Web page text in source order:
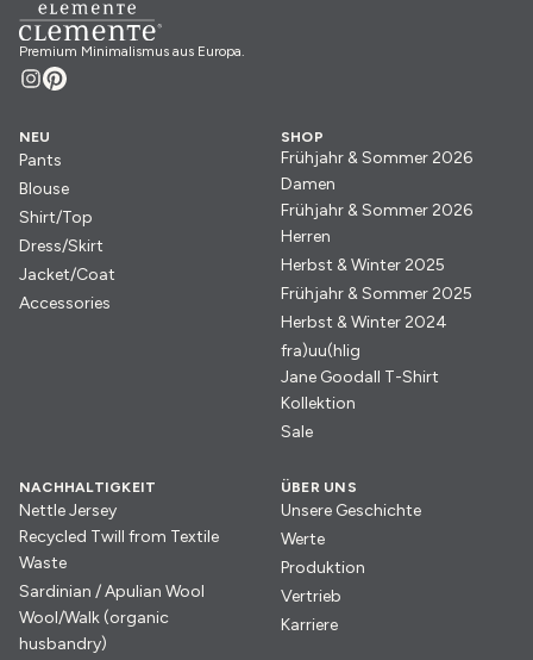
Premium Minimalismus aus Europa.
NEU
Pants
Blouse
Shirt/Top
Dress/Skirt
Jacket/Coat
Accessories
SHOP
Frühjahr & Sommer 2026
Damen
Frühjahr & Sommer 2026
Herren
Herbst & Winter 2025
Frühjahr & Sommer 2025
Herbst & Winter 2024
fra)uu(hlig
Jane Goodall T-Shirt
Kollektion
Sale
NACHHALTIGKEIT
Nettle Jersey
Recycled Twill from Textile
Waste
Sardinian / Apulian Wool
Wool/Walk (organic
husbandry)
ÜBER UNS
Unsere Geschichte
Werte
Produktion
Vertrieb
Karriere